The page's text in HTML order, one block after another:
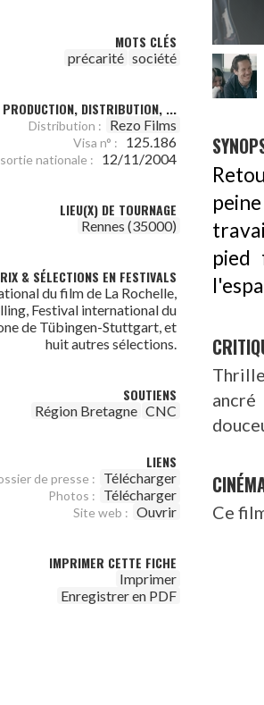
MOTS CLÉS
précarité société
PRODUCTION, DISTRIBUTION, ...
Distribution : Rezo Films
Visa n° : 125.186
nationale : 12/11/2004
LIEU(X) DE TOURNAGE
Rennes (35000)
& SÉLECTIONS EN FESTIVALS
du film de La Rochelle,
Festival international du
de Tübingen-Stuttgart, et
huit autres sélections.
SOUTIENS
Région Bretagne CNC
LIENS
de presse : Télécharger
Photos : Télécharger
Site web : Ouvrir
IMPRIMER CETTE FICHE
Imprimer
Enregistrer en PDF
pied
ancré
Ce